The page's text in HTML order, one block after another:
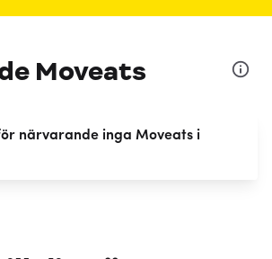
Moveats
närvarande inga Moveats i